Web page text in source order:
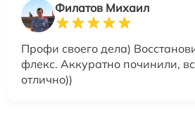
Филатов Михаил
Профи своего дела)
флекс. Аккуратно починили,
отлично))